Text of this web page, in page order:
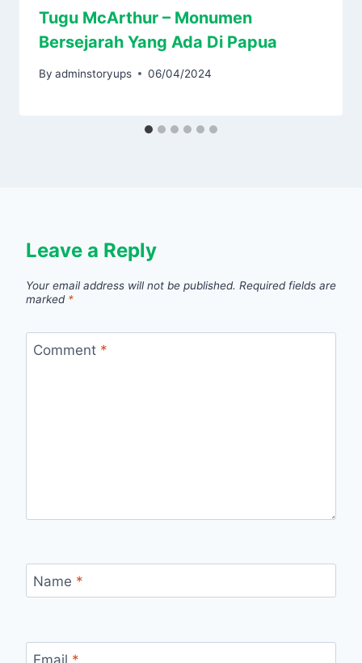
Tugu McArthur – Monumen
Bersejarah Yang Ada Di Papua
By adminstoryups 06/04/2024
Leave a Reply
Your email address will not be published. Required fields are
marked *
Comment *
Name *
Email *